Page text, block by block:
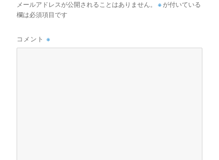
メールアドレスが公開されることはありません。 ※ が付いている
欄は必須項目です
コメント※